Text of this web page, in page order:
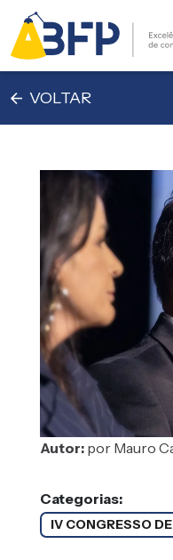
VOLTAR
Autor: por Mauro
Categorias:
IV CONGRESSO